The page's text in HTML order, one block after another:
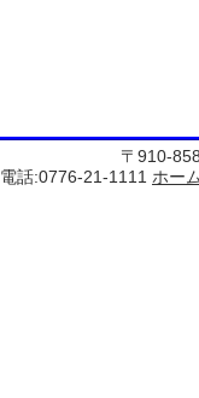
〒910-
電話:0776-21-1111 ホー